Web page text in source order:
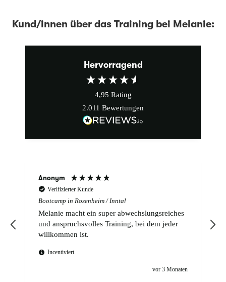
Kund/innen über das Training bei Melanie:
Hervorragend
4,95 Rating
2.011 Bewertungen
Tobias
Verifizierter Kunde
Bootcamp in Rosenheim / Inntal
Alles super ☺️
vor einem Jahr